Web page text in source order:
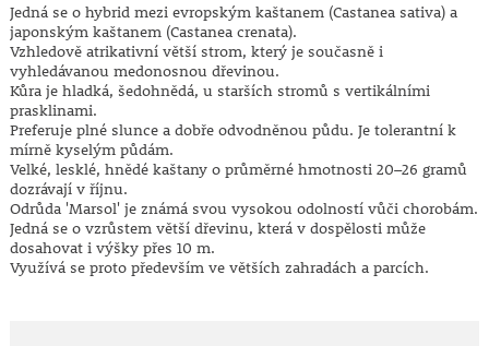
Jedná se o hybrid mezi evropským kaštanem (Castanea sativa) a
japonským kaštanem (Castanea crenata).
Vzhledově atrikativní větší strom, který je současně i
vyhledávanou medonosnou dřevinou.
Kůra je hladká, šedohnědá, u starších stromů s vertikálními
prasklinami.
Preferuje plné slunce a dobře odvodněnou půdu. Je tolerantní k
mírně kyselým půdám.
Velké, lesklé, hnědé kaštany o průměrné hmotnosti 20–26 gramů
dozrávají v říjnu.
Odrůda 'Marsol' je známá svou vysokou odolností vůči chorobám.
Jedná se o vzrůstem větší dřevinu, která v dospělosti může
dosahovat i výšky přes 10 m.
Využívá se proto především ve větších zahradách a parcích.